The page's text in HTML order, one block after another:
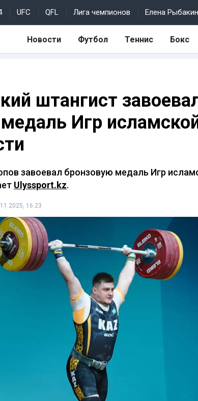
UFC QFL Лига чемпионов Елена
Новости Футбол Теннис Бокс
штангист
Игр
завоевал бронзовую медаль Игр
Ulyssport.kz.
16:23